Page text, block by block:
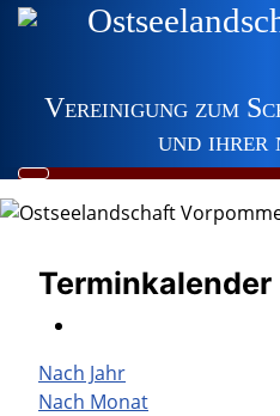
Vereinigung zum
und
Terminkalender
Nach Jahr
Nach Monat